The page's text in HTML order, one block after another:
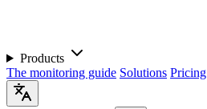
Products
The monitoring guide Solutions Pricing